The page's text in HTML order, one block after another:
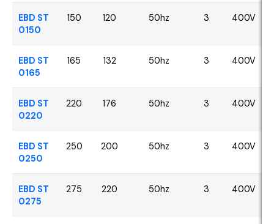
EBD ST
0150
150 120 50hz 3 400V
EBD ST
0165
165 132 50hz 3 400V
EBD ST
0220
220 176 50hz 3 400V
EBD ST
0250
250 200 50hz 3 400V
EBD ST
0275
275 220 50hz 3 400V